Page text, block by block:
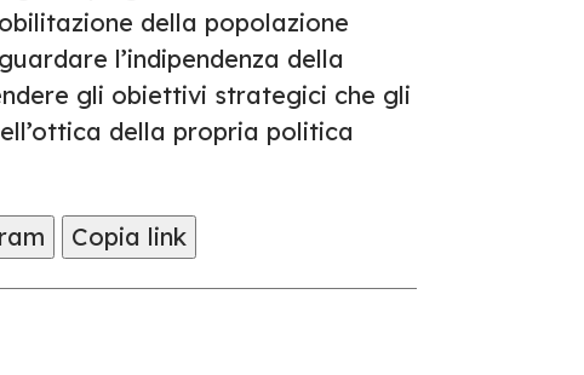
della popolazione
l’indipendenza della
gli obiettivi strategici che gli
della propria politica
Copia link